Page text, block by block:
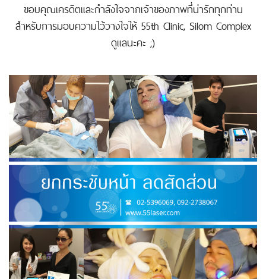
ขอบคุณเครดิตและกำลังใจจากเจ้าของภาพที่น่ารักทุกท่าน
สำหรับการมอบความไว้วางใจให้ 55th Clinic, Silom Complex
ดูแลนะคะ ;)